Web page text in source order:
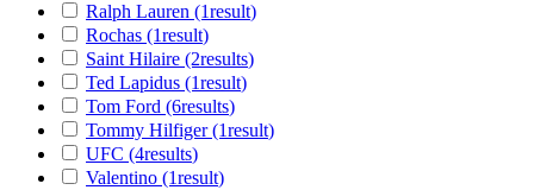
Ralph Lauren (1result)
Rochas (1result)
Saint Hilaire (2results)
Ted Lapidus (1result)
Tom Ford (6results)
Tommy Hilfiger(1result)
UFC (4results)
Valentino (1result)